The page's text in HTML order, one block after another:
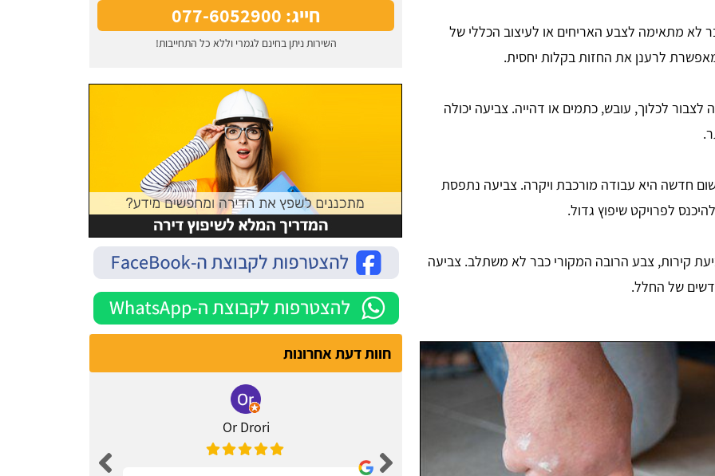
לא מתאימה לצבע האריחים או לעיצוב הכללי של
לרענן את החזות בקלות יחסית.
לצבור לכלוך, עובש, כתמים או דהייה. צביעה יכולה
חדשה היא עבודה מורכבת ויקרה. צביעה נתפסת
לפרויקט שיפוץ גדול.
קירות, צבע הרובה המקורי כבר לא משתלב. צביעה
של החלל.
חייג: 077-6052900
השירות ניתן בחינם לגמרי וללא כל התחייבות!
חוות דעת אחרונות
Or Drori דור קדם